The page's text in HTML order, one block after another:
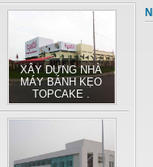
XÂY DỰNG NHÀ
MÁY BÁNH KẸO
TOPCAKE .